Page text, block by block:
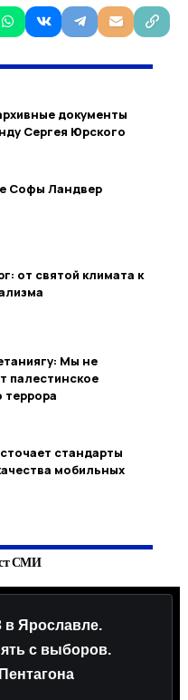
документы
Сергея Юрского
Софы Ландвер
от святой климата к
Мы не
палестинское
террора
стандарты
мобильных
СМИ